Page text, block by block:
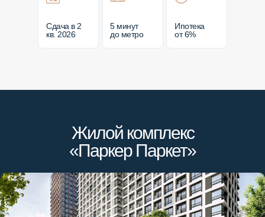
Сдача в 2
кв. 2026
5 минут
до метро
Ипотека
от 6%
Жилой комплекс
«Паркер Паркет»